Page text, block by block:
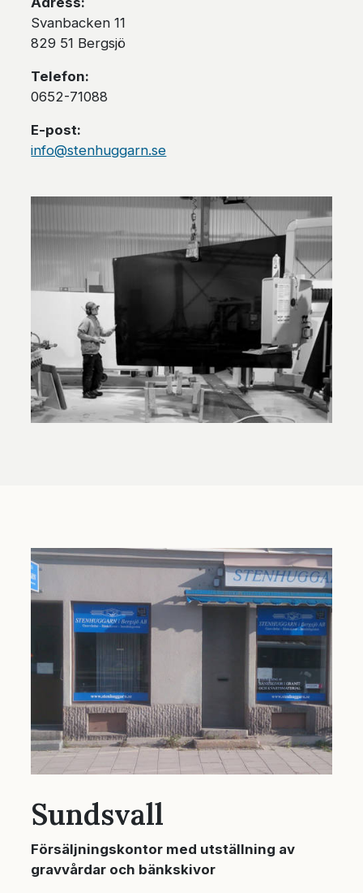
Svanbacken 11
829 51 Bergsjö
Telefon:
0652-71088
E-post:
info@stenhuggarn.se
Sundsvall
Försäljningskontor med utställning av
gravvårdar och bänkskivor